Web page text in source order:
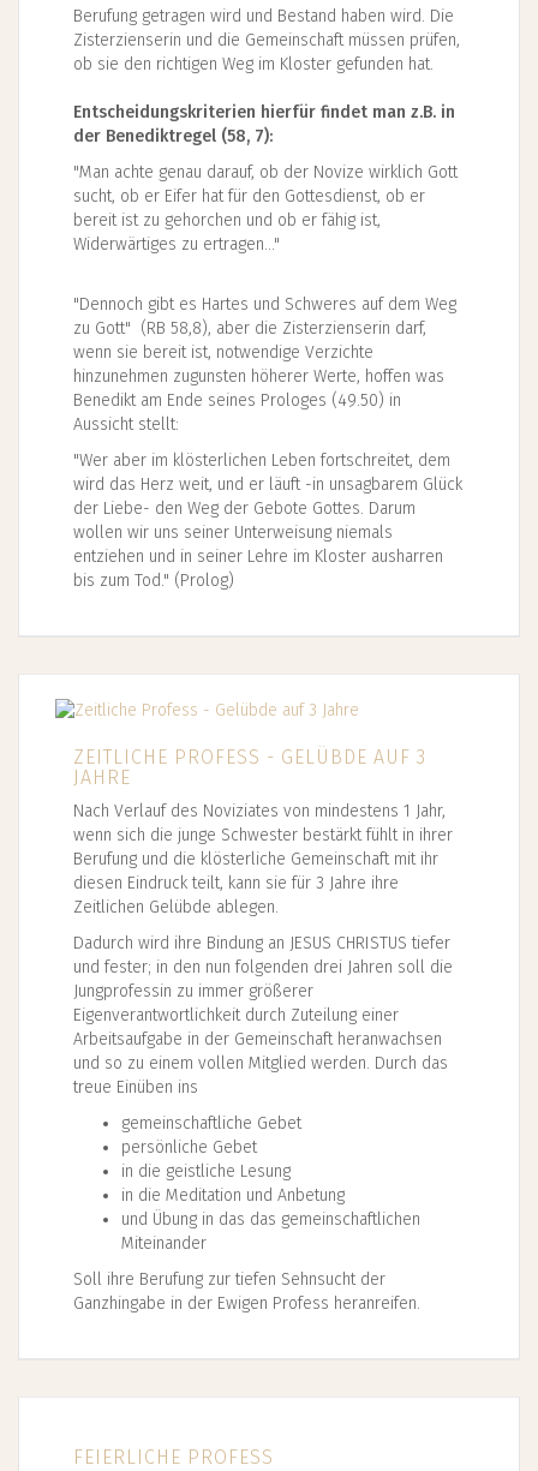
Berufung getragen wird und Bestand haben wird. Die
Zisterzienserin und die Gemeinschaft müssen prüfen,
ob sie den richtigen Weg im Kloster gefunden hat.
Entscheidungskriterien hierfür findet man z.B. in
der Benediktregel (58, 7):
"Man achte genau darauf, ob der Novize wirklich Gott
sucht, ob er Eifer hat für den Gottesdienst, ob er
bereit ist zu gehorchen und ob er fähig ist,
Widerwärtiges zu ertragen..."
"Dennoch gibt es Hartes und Schweres auf dem Weg
zu Gott" (RB 58,8), aber die Zisterzienserin darf,
wenn sie bereit ist, notwendige Verzichte
hinzunehmen zugunsten höherer Werte, hoffen was
Benedikt am Ende seines Prologes (49.50) in
Aussicht stellt:
"Wer aber im klösterlichen Leben fortschreitet, dem
wird das Herz weit, und er läuft -in unsagbarem Glück
der Liebe- den Weg der Gebote Gottes. Darum
wollen wir uns seiner Unterweisung niemals
entziehen und in seiner Lehre im Kloster ausharren
bis zum Tod." (Prolog)
ZEITLICHE PROFESS - GELÜBDE AUF 3
JAHRE
Nach Verlauf des Noviziates von mindestens 1 Jahr,
wenn sich die junge Schwester bestärkt fühlt in ihrer
Berufung und die klösterliche Gemeinschaft mit ihr
diesen Eindruck teilt, kann sie für 3 Jahre ihre
Zeitlichen Gelübde ablegen.
Dadurch wird ihre Bindung an JESUS CHRISTUS tiefer
und fester; in den nun folgenden drei Jahren soll die
Jungprofessin zu immer größerer
Eigenverantwortlichkeit durch Zuteilung einer
Arbeitsaufgabe in der Gemeinschaft heranwachsen
und so zu einem vollen Mitglied werden. Durch das
treue Einüben ins
gemeinschaftliche Gebet
persönliche Gebet
in die geistliche Lesung
in die Meditation und Anbetung
und Übung in das das gemeinschaftlichen
Miteinander
Soll ihre Berufung zur tiefen Sehnsucht der
Ganzhingabe in der Ewigen Profess heranreifen.
FEIERLICHE PROFESS